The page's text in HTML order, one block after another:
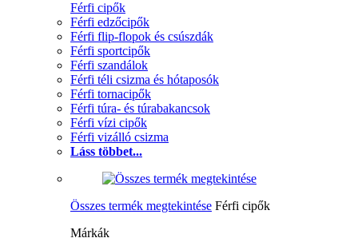
Férfi cipők
Férfi edzőcipők
Férfi flip-flopok és csúszdák
Férfi sportcipők
Férfi szandálok
Férfi téli csizma és hótaposók
Férfi tornacipők
Férfi túra- és túrabakancsok
Férfi vízi cipők
Férfi vizálló csizma
Láss többet...
Összes termék megtekintése Férfi cipők
Márkák